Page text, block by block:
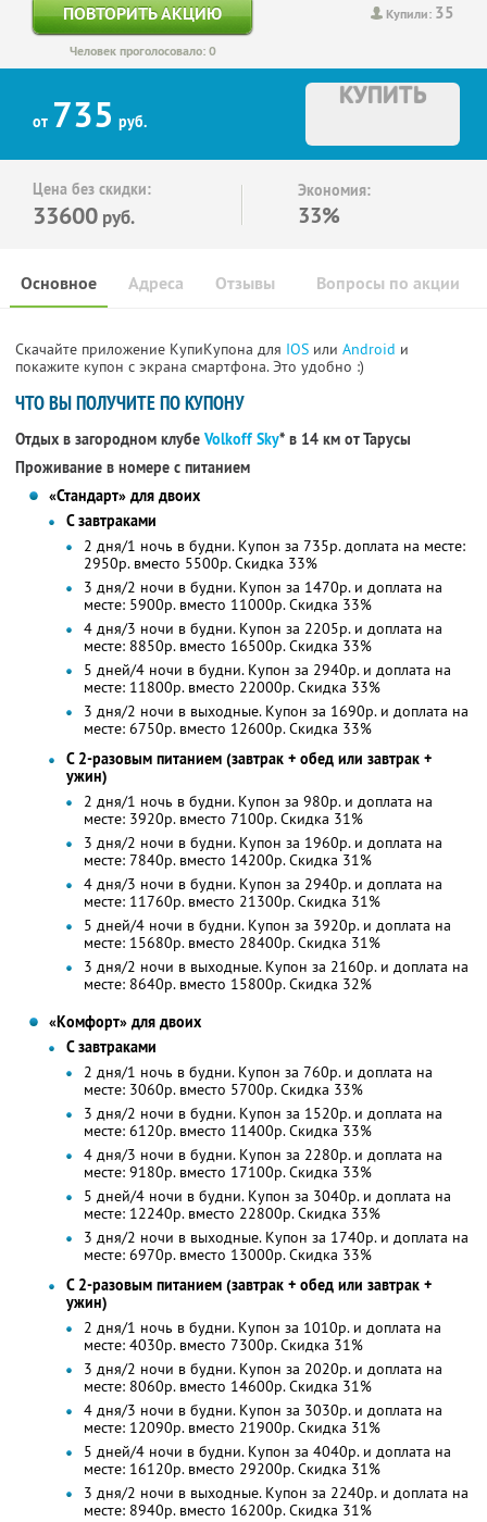
Купили: 35
ПОВТОРИТЬ АКЦИЮ
Человек проголосовало: 0
от 735 руб.
КУПИТЬ
Цена без скидки:
33600 руб.
Экономия:
33%
Основное Отзывы Вопросы по акции
Адреса
Скачайте приложение КупиКупона для IOS или Android и
покажите купон с экрана смартфона. Это удобно :)
ЧТО ВЫ ПОЛУЧИТЕ ПО КУПОНУ
Отдых в загородном клубе Volkoff Sky* в 14 км от Тарусы
Проживание в номере с питанием
«Стандарт» для двоих
С завтраками
2 дня/1 ночь в будни. Купон за 735р. доплата на месте:
2950р. вместо 5500р. Скидка 33%
3 дня/2 ночи в будни. Купон за 1470р. и доплата на
месте: 5900р. вместо 11000р. Скидка 33%
4 дня/3 ночи в будни. Купон за 2205р. и доплата на
месте: 8850р. вместо 16500р. Скидка 33%
5 дней/4 ночи в будни. Купон за 2940р. и доплата на
месте: 11800р. вместо 22000р. Скидка 33%
3 дня/2 ночи в выходные. Купон за 1690р. и доплата на
месте: 6750р. вместо 12600р. Скидка 33%
С 2-разовым питанием (завтрак + обед или завтрак +
ужин)
2 дня/1 ночь в будни. Купон за 980р. и доплата на
месте: 3920р. вместо 7100р. Скидка 31%
3 дня/2 ночи в будни. Купон за 1960р. и доплата на
месте: 7840р. вместо 14200р. Скидка 31%
4 дня/3 ночи в будни. Купон за 2940р. и доплата на
месте: 11760р. вместо 21300р. Скидка 31%
5 дней/4 ночи в будни. Купон за 3920р. и доплата на
месте: 15680р. вместо 28400р. Скидка 31%
3 дня/2 ночи в выходные. Купон за 2160р. и доплата на
месте: 8640р. вместо 15800р. Скидка 32%
«Комфорт» для двоих
С завтраками
2 дня/1 ночь в будни. Купон за 760р. и доплата на
месте: 3060р. вместо 5700р. Скидка 33%
3 дня/2 ночи в будни. Купон за 1520р. и доплата на
месте: 6120р. вместо 11400р. Скидка 33%
4 дня/3 ночи в будни. Купон за 2280р. и доплата на
месте: 9180р. вместо 17100р. Скидка 33%
5 дней/4 ночи в будни. Купон за 3040р. и доплата на
месте: 12240р. вместо 22800р. Скидка 33%
3 дня/2 ночи в выходные. Купон за 1740р. и доплата на
месте: 6970р. вместо 13000р. Скидка 33%
С 2-разовым питанием (завтрак + обед или завтрак +
ужин)
2 дня/1 ночь в будни. Купон за 1010р. и доплата на
месте: 4030р. вместо 7300р. Скидка 31%
3 дня/2 ночи в будни. Купон за 2020р. и доплата на
месте: 8060р. вместо 14600р. Скидка 31%
4 дня/3 ночи в будни. Купон за 3030р. и доплата на
месте: 12090р. вместо 21900р. Скидка 31%
5 дней/4 ночи в будни. Купон за 4040р. и доплата на
месте: 16120р. вместо 29200р. Скидка 31%
3 дня/2 ночи в выходные. Купон за 2240р. и доплата на
месте: 8940р. вместо 16200р. Скидка 31%